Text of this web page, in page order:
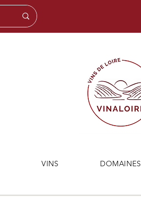
VINS DOMAINES